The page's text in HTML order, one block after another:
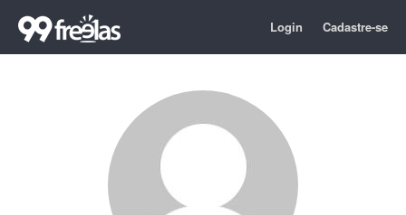
Login Cadastre-se